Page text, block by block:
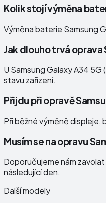
Kolik stojí výměna
Výměna baterie Samsung
Jak dlouho trvá oprava
U Samsung Galaxy A34
stavu zařízení.
Přijdu při opravě
Při běžné výměně displeje,
Musím se na opravu
Doporučujeme nám
následující den.
Další modely